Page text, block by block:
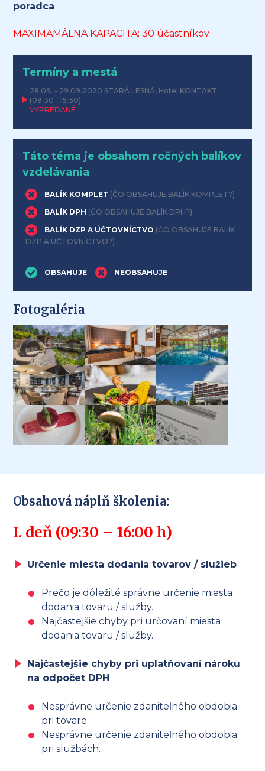
poradca
MAXIMAMÁLNA KAPACITA: 30 účastníkov
Termíny a mestá
28.09. - 29.09.2020 STARÁ LESNÁ, Hotel KONTAKT
(09:30 - 15:30)
VYPREDANÉ
Táto téma je obsahom ročných balíkov
vzdelávania
BALÍK KOMPLET (ČO OBSAHUJE BALÍK KOMPLET?)
BALÍK DPH (ČO OBSAHUJE BALÍK DPH?)
BALÍK DZP A ÚČTOVNÍCTVO (ČO OBSAHUJE BALÍK
DZP A ÚČTOVNÍCTVO?)
OBSAHUJE NEOBSAHUJE
Fotogaléria
Obsahová náplň školenia:
I. deň (09:30 – 16:00 h)
Určenie miesta dodania tovarov / služieb
Prečo je dôležité správne určenie miesta
dodania tovaru / služby.
Najčastejšie chyby pri určovaní miesta
dodania tovaru / služby.
Najčastejšie chyby pri uplatňovaní nároku
na odpočet DPH
Nesprávne určenie zdaniteľného obdobia
pri tovare.
Nesprávne určenie zdaniteľného obdobia
pri službách.